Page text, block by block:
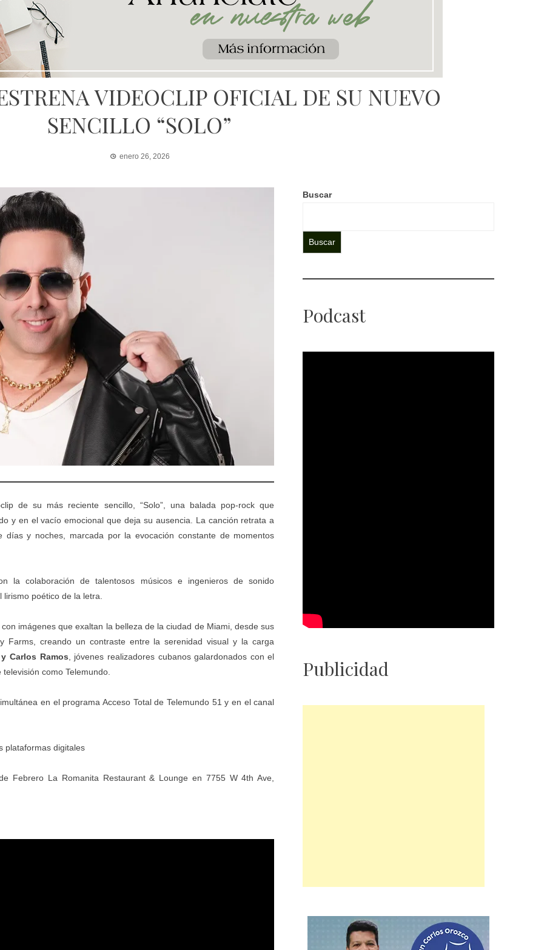
VIDEOCLIP OFICIAL DE SU NUEVO
SENCILLO “SOLO”
enero 26, 2026
de su más reciente sencillo, “Solo”, una balada pop-rock que
y en el vacío emocional que deja su ausencia. La canción retrata a
y noches, marcada por la evocación constante de momentos
la colaboración de talentosos músicos e ingenieros de sonido
poético de la letra.
imágenes que exaltan la belleza de la ciudad de Miami, desde sus
Farms, creando un contraste entre la serenidad visual y la carga
Carlos Ramos , jóvenes realizadores cubanos galardonados con el
como Telemundo.
en el programa Acceso Total de Telemundo 51 y en el canal
plataformas digitales
Febrero La Romanita Restaurant & Lounge en 7755 W 4th Ave,
Buscar
Buscar
Podcast
Publicidad